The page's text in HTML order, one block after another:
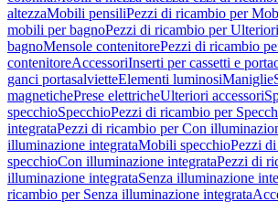
altezzaMobili pensiliPezzi di ricambio per
mobili per bagnoPezzi di ricambio per
bagnoMensole contenitorePezzi di ricambio
contenitoreAccessoriInserti per cassetti e
ganci portasalvietteElementi luminosiManiglie
magnetichePrese elettricheUlteriori accessori
specchioSpecchioPezzi di ricambio per
integrataPezzi di ricambio per Con
illuminazione integrataMobili specchioPezzi
specchioCon illuminazione integrataPezzi di
illuminazione integrataSenza illuminazione
ricambio per Senza illuminazione integrata